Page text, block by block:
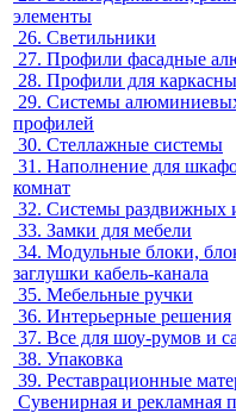
элементы
26. Светильники
27. Профили фасадные
28. Профили для
29. Системы
профилей
30. Стеллажные системы
31. Наполнение для
комнат
32. Системы раздвижных
33. Замки для мебели
34. Модульные блоки,
заглушки кабель-канала
35. Мебельные ручки
36. Интерьерные решения
37. Все для шоу-румов и
38. Упаковка
39. Реставрационные
Сувенирная и рекламная